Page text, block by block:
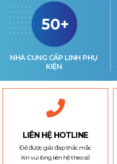
50+
NHÀ CUNG CẤP LINH PHỤ
KIỆN
LIÊN HỆ HOTLINE
Để được giải đáp thắc mắc
Xin vui lòng liên hệ theo số